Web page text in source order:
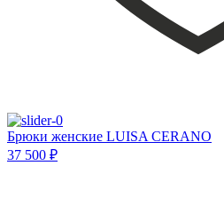
Брюки женские LUISA CERANO
37 500 ₽